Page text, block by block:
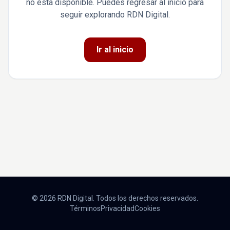
no está disponible. Puedes regresar al inicio para
seguir explorando RDN Digital.
Ir al inicio
© 2026 RDN Digital. Todos los derechos reservados.
TérminosPrivacidadCookies